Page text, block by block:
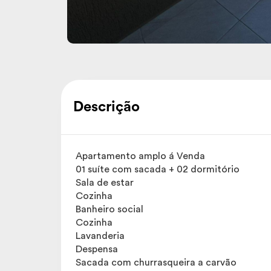
Descrição
Apartamento amplo á Venda
01 suíte com sacada + 02 dormitório
Sala de estar
Cozinha
Banheiro social
Cozinha
Lavanderia
Despensa
Sacada com churrasqueira a carvão